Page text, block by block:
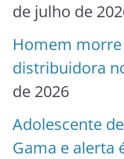
de julho de
Homem
distribuidora
de 2026
Adolescente
Gama e alerta